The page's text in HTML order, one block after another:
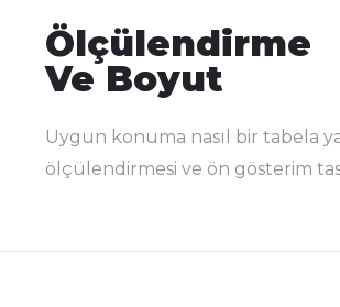
Ölçülendirme
Ve Boyut
Uygun konuma nasıl bir tabela
ölçülendirmesi ve ön gösterim